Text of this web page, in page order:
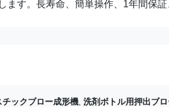
ます。長寿命、簡単操作、1年間保
チックブロー成形機 洗剤ボトル用押出ブ